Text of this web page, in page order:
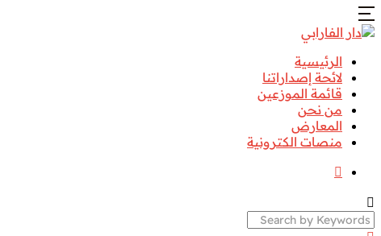
الرئيسية
لائحة إصداراتنا
قائمة الموزعين
من نحن
المعارض
منصات الكترونية
Search